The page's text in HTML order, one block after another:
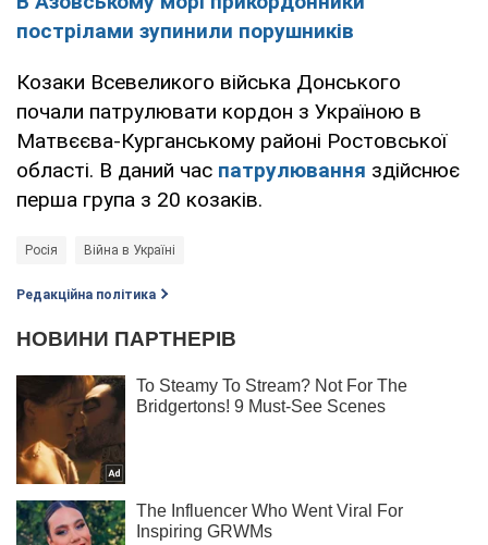
пострілами зупинили порушників
Козаки Всевеликого війська Донського
почали патрулювати кордон з Україною в
Матвєєва-Курганському районі Ростовської
області. В даний час патрулювання здійснює
перша група з 20 козаків.
Росія Війна в Україні
Редакційна політика